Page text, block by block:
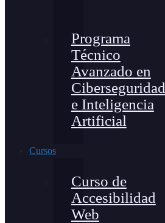
Programa
Técnico
Avanzado en
Ciberseguridad
e Inteligencia
Artificial
Cursos
Curso de
Accesibilidad
Web